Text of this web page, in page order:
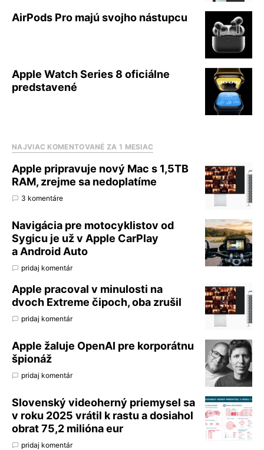
AirPods Pro majú svojho nástupcu
Apple Watch Series 8 oficiálne
predstavené
NAJVIAC KOMENTOVANÉ ZA 1 MESIAC
Apple pripravuje nový Mac s 1,5TB
RAM, zrejme sa nedoplatíme
3 komentáre
Navigácia pre motocyklistov od
Sygicu je už v Apple CarPlay
a Android Auto
pridaj komentár
Apple pracoval v minulosti na
dvoch Extreme čipoch, oba zrušil
pridaj komentár
Apple žaluje OpenAI pre korporátnu
špionáž
pridaj komentár
Slovenský videoherný priemysel sa
v roku 2025 vrátil k rastu a dosiahol
obrat 75,2 milióna eur
pridaj komentár